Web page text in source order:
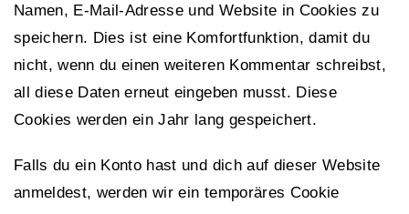
Namen, E-Mail-Adresse und Website in Cookies zu
speichern. Dies ist eine Komfortfunktion, damit du
nicht, wenn du einen weiteren Kommentar schreibst,
all diese Daten erneut eingeben musst. Diese
Cookies werden ein Jahr lang gespeichert.
Falls du ein Konto hast und dich auf dieser Website
anmeldest, werden wir ein temporäres Cookie